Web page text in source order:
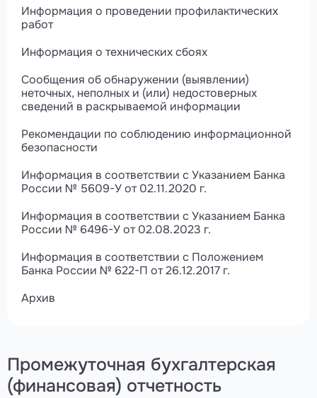
Информация о проведении профилактических
работ
Информация о технических сбоях
Сообщения об обнаружении (выявлении)
неточных, неполных и (или) недостоверных
сведений в раскрываемой информации
Рекомендации по соблюдению информационной
безопасности
Информация в соответствии с Указанием Банка
России № 5609-У от 02.11.2020 г.
Информация в соответствии с Указанием Банка
России № 6496-У от 02.08.2023 г.
Информация в соответствии с Положением
Банка России № 622-П от 26.12.2017 г.
Архив
Промежуточная бухгалтерская
(финансовая) отчетность